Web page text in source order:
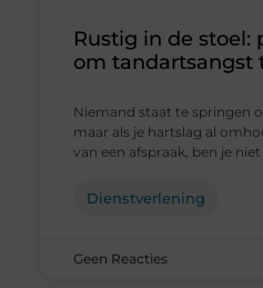
Rustig in de stoel:
om tandartsangst
Niemand staat te springen
maar als je hartslag al
van een afspraak, ben je
Dienstverlening
Geen Reacties